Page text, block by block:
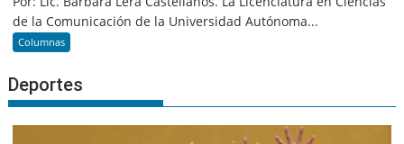
de la Comunicación de la Universidad Autónoma...
Columnas
Deportes